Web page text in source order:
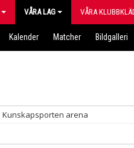
VÅRA LAG VÅRA
Kalender Matcher Bildgalleri
Kunskapsporten arena